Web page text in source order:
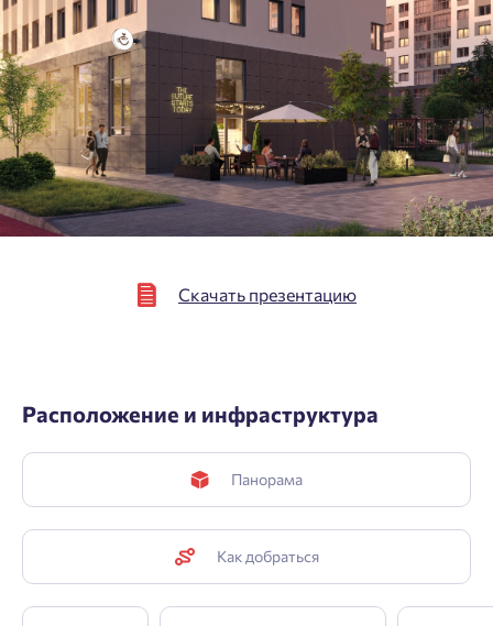
Скачать презентацию
Расположение и инфраструктура
Панорама
Как добраться
Нажимая кнопку «Отправить», вы даёте согласие на обработку
персональных данных.
Подтвердить